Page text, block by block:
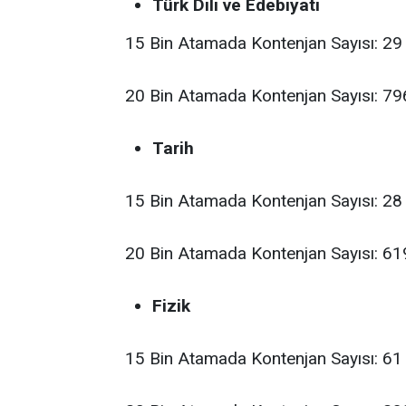
Türk Dili ve Edebiyatı
15 Bin Atamada Kontenjan Sayısı: 29
20 Bin Atamada Kontenjan Sayısı:
Tarih
15 Bin Atamada Kontenjan Sayısı: 28
20 Bin Atamada Kontenjan Sayısı:
Fizik
15 Bin Atamada Kontenjan Sayısı: 61